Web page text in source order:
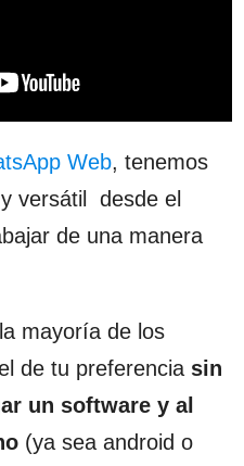
Web, tenemos
versátil desde el
de una manera
mayoría de los
de tu preferencia sin
un software y al
(ya sea android o